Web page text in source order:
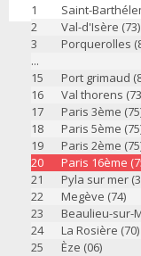
1 Saint-
2
Val-d'Isère (73)
3
Porquerolles
...
15
Port grimaud
16
Val thorens
17
Paris 3ème
18
Paris 5ème
19
Paris 2ème
20
Paris 16ème
21
Pyla sur mer
22
Megève (74)
23
Beaulieu-sur-
24
La Rosière (70)
25
Èze (06)